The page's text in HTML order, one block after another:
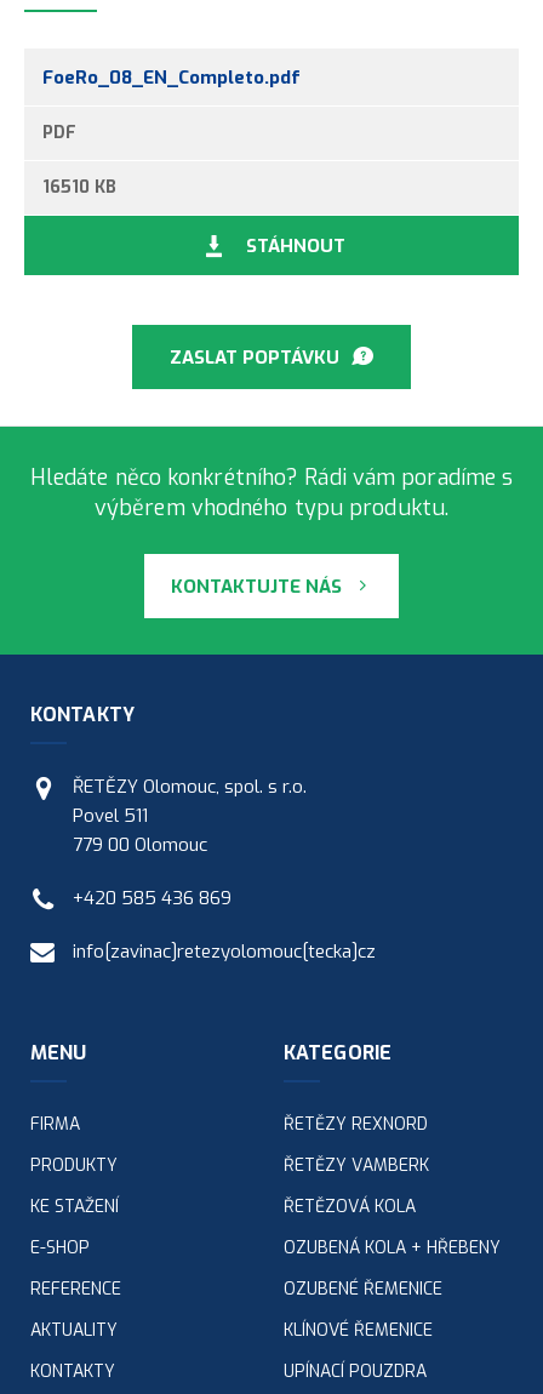
FoeRo_08_EN_Completo.pdf
PDF
16510 KB
STÁHNOUT
ZASLAT POPTÁVKU
Hledáte něco konkrétního? Rádi vám poradíme s
výběrem vhodného typu produktu.
KONTAKTUJTE NÁS
KONTAKTY
ŘETĚZY Olomouc, spol. s r.o.
Povel 511
779 00 Olomouc
+420 585 436 869
info[zavinac]retezyolomouc[tecka]cz
MENU
FIRMA
PRODUKTY
KE STAŽENÍ
E-SHOP
REFERENCE
AKTUALITY
KONTAKTY
KATEGORIE
ŘETĚZY REXNORD
ŘETĚZY VAMBERK
ŘETĚZOVÁ KOLA
OZUBENÁ KOLA + HŘEBENY
OZUBENÉ ŘEMENICE
KLÍNOVÉ ŘEMENICE
UPÍNACÍ POUZDRA